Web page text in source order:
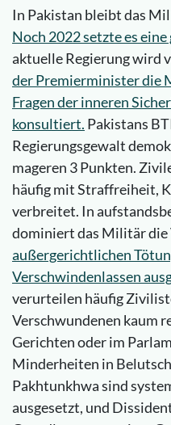
In Pakistan bleibt das
Noch 2022 setzte es
aktuelle Regierung wird
der Premierminister die
Fragen der inneren
konsultiert. Pakistans
Regierungsgewalt
mageren 3 Punkten.
häufig mit Straffreiheit,
verbreitet. In
dominiert das Militär die
außergerichtlichen
Verschwindenlassen
verurteilen häufig
Verschwundenen kaum
Gerichten oder im
Minderheiten in
Pakhtunkhwa sind
ausgesetzt, und